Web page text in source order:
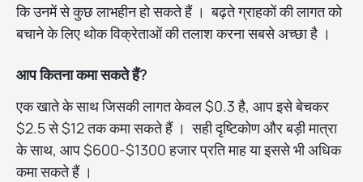
कि उनमें से कुछ लाभहीन हो सकते हैं । बढ़ते ग्राहकों की लागत को
बचाने के लिए थोक विक्रेताओं की तलाश करना सबसे अच्छा है ।
आप कितना कमा सकते हैं?
एक खाते के साथ जिसकी लागत केवल $0.3 है, आप इसे बेचकर
$2.5 से $12 तक कमा सकते हैं । सही दृष्टिकोण और बड़ी मात्रा
के साथ, आप $600-$1300 हजार प्रति माह या इससे भी अधिक
कमा सकते हैं ।